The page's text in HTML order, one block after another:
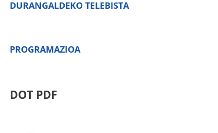
DURANGALDEKO TELEBISTA
PROGRAMAZIOA
DOT PDF